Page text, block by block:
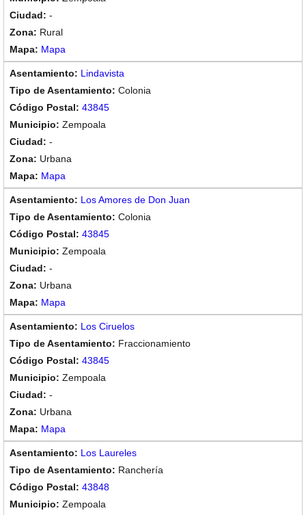
-
Rural
Mapa
Lindavista
Colonia
43845
Zempoala
-
Urbana
Mapa
Los Amores de Don Juan
Colonia
43845
Zempoala
-
Urbana
Mapa
Los Ciruelos
Fraccionamiento
43845
Zempoala
-
Urbana
Mapa
Los Laureles
Ranchería
43848
Zempoala